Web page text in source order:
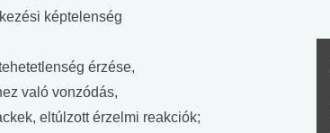
képtelenség
érzése,
való vonzódás,
eltúlzott érzelmi reakciók;